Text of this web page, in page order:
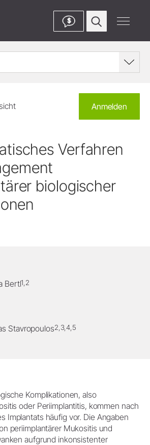
$
Anmelden
Verfahren
biologischer
Bertl1,2
Stavropoulos2,3,4,5
Komplikationen, also
oder Periimplantitis, kommen nach
Implantats häufig vor. Die Angaben
periimplantärer Mukositis und
aufgrund inkonsistenter